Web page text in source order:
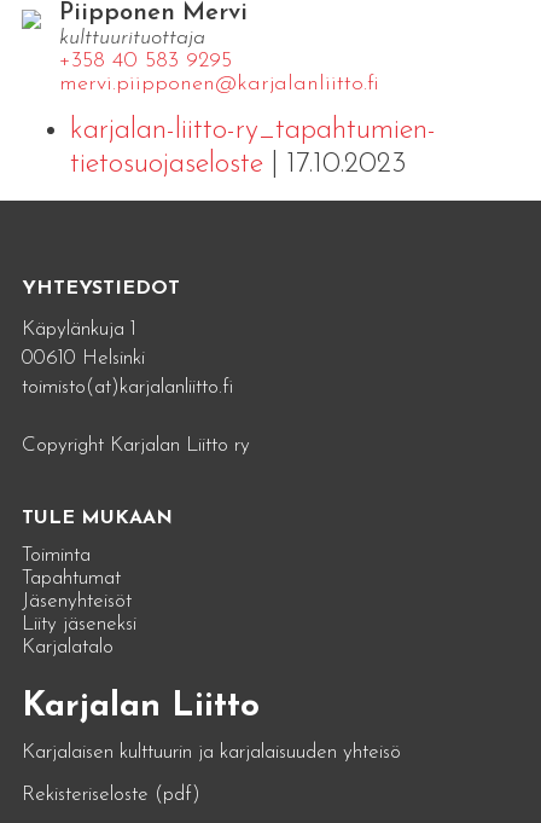
Piipponen Mervi
kulttuurituottaja
+358 40 583 9295
mervi.​piipponen@​kar​jala​nlii​tto.​fi
karjalan-liitto-ry_tapahtumien-
tietosuojaseloste| 17.10.2023
YHTEYSTIEDOT
Käpylänkuja 1
00610 Helsinki
toimisto(at)karjalanliitto.fi
Copyright Karjalan Liitto ry
TULE MUKAAN
Toiminta
Tapahtumat
Jäsenyhteisöt
Liity jäseneksi
Karjalatalo
Karjalan Liitto
Karjalaisen kulttuurin ja karjalaisuuden yhteisö
Rekisteriseloste (pdf)